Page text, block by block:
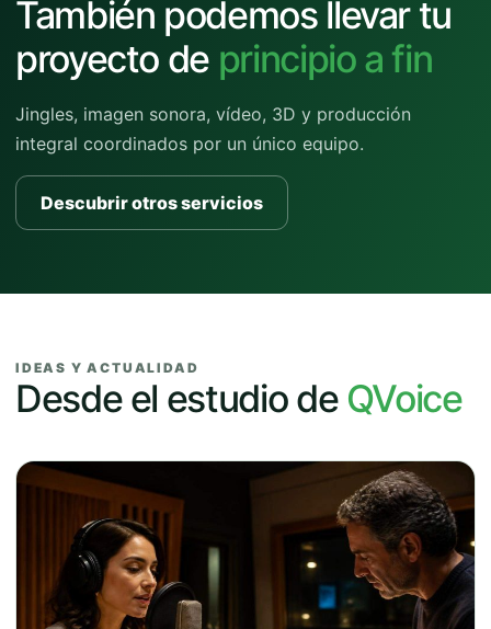
También podemos llevar tu
proyecto de principio a fin
Jingles, imagen sonora, vídeo, 3D y producción
integral coordinados por un único equipo.
Descubrir otros servicios
IDEAS Y ACTUALIDAD
Desde el estudio de QVoice